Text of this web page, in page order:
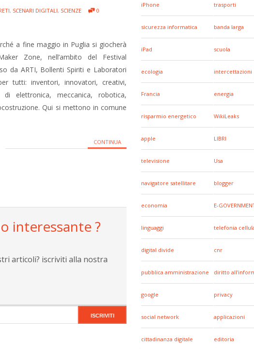
iPhone trasporti
sicurezza informatica banda larga
iPad scuola
ecologia intercettazioni
Francia energia
risparmio energetico WikiLeaks
apple LIBRI
televisione Usa
navigatore satellitare blogger
economia E-
linguaggi telefonia
digital divide cnr
pubblica amministrazione diritto
google privacy
social network applicazioni
cittadinanza digitale editoria
, SCENARI DIGITALI, SCIENZE
0
a fine maggio in Puglia si giocherà
Zone, nell’ambito del Festival
da ARTI, Bollenti Spiriti e Laboratori
tutti: inventori, innovatori, creativi,
elettronica, meccanica, robotica,
Qui si mettono in comune
CONTINUA
interessante ?
articoli? iscriviti alla nostra